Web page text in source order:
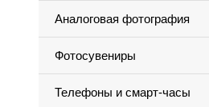
Аналоговая фотография
Фотосувениры
Телефоны и смарт-часы